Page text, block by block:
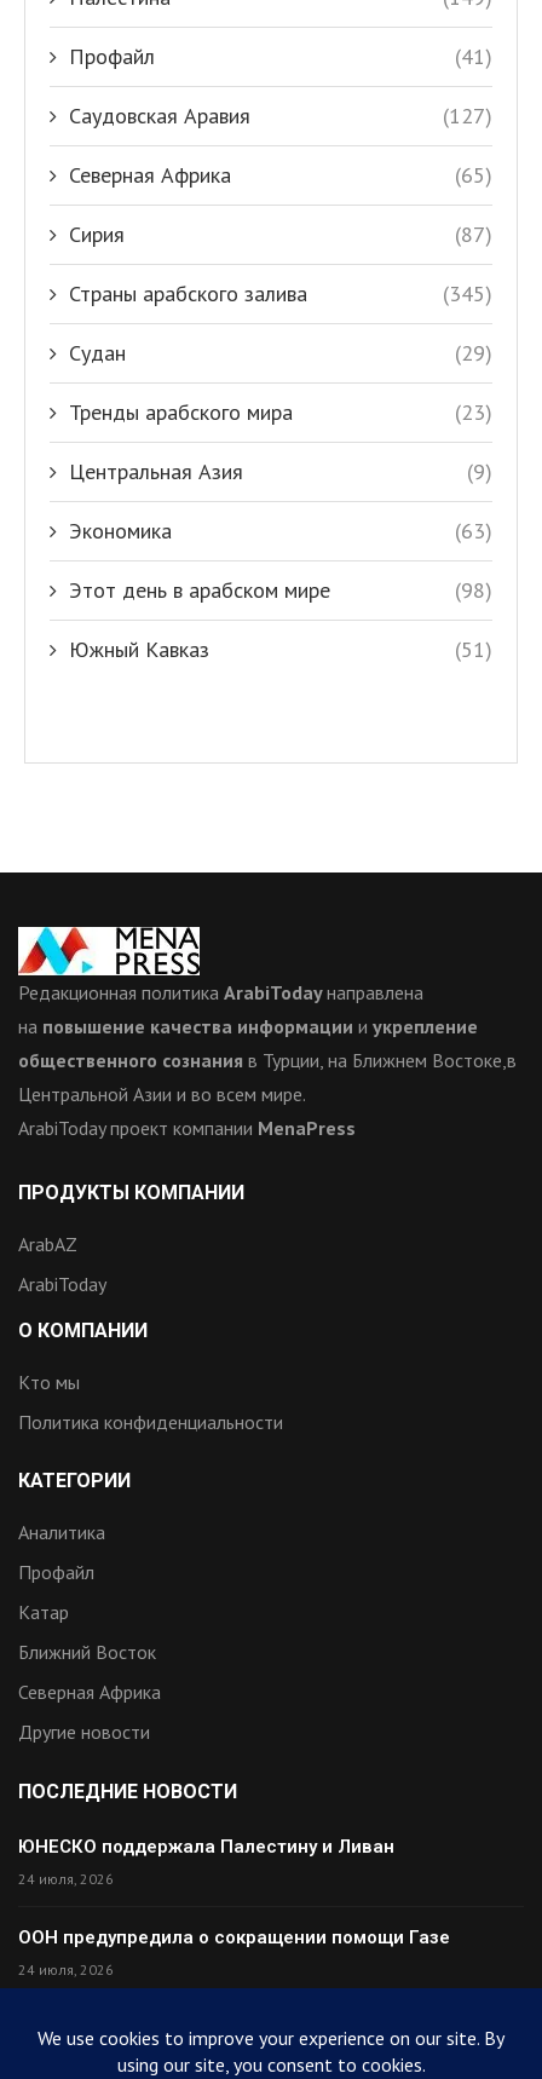
Профайл (41)
Саудовская Аравия (127)
Северная Африка (65)
Сирия (87)
Страны арабского залива (345)
Судан (29)
Тренды арабского мира (23)
Центральная Азия (9)
Экономика (63)
Этот день в арабском мире (98)
Южный Кавказ (51)
Редакционная политика ArabiTodayнаправлена
на повышение качества информации и укрепление
общественного сознания в Турции, на Ближнем Востоке,в
Центральной Азии и во всем мире.
ArabiToday проект компании MenaPress
ПРОДУКТЫ КОМПАНИИ
ArabAZ
ArabiToday
О КОМПАНИИ
Кто мы
Политика конфиденциальности
КАТЕГОРИИ
Аналитика
Профайл
Катар
Ближний Восток
Северная Африка
Другие новости
ПОСЛЕДНИЕ НОВОСТИ
ЮНЕСКО поддержала Палестину и Ливан
24 июля, 2026
ООН предупредила о сокращении помощи Газе
24 июля, 2026
Премьер Ирака прибыл в Тегеран с миром